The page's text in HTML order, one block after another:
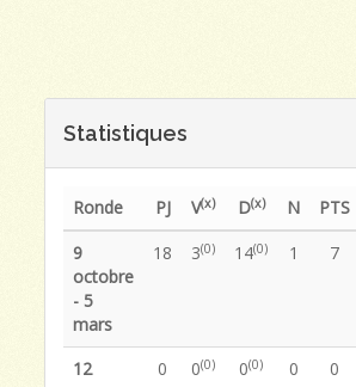
Statistiques
Ronde PJ V(x) D(x) N PTS
9
octobre
- 5
mars
18 3(0) 14(0) 1 7
12
0 0(0) 0(0) 0 0